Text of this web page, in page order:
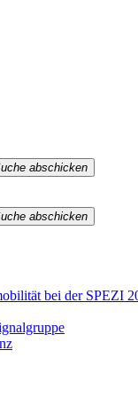
abschicken
abschicken
bei der SPEZI